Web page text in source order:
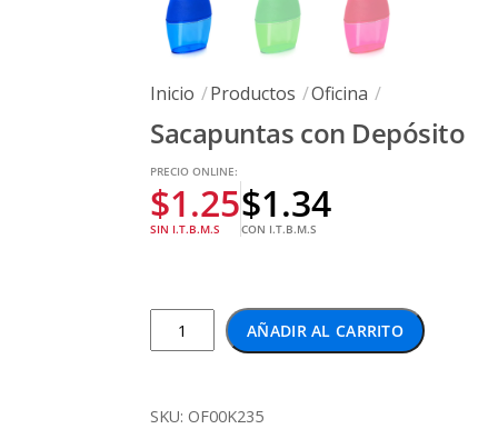
Inicio Productos Oficina
Sacapuntas con Depósito
PRECIO ONLINE:
$1.25
SIN I.T.B.M.S
$1.34
CON I.T.B.M.S
Sacapuntas
con
cantidad
AÑADIR AL CARRITO
SKU:OF00K235